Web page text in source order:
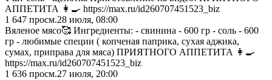
АППЕТИТА 👩‍🍳 https://max.ru/id260707451523_biz
1 647 просм.28 июля, 08:00
Вяленое мясо🥰 Ингредиенты: - свинина - 600 гр - соль - 600
гр - любимые специи ( копченая паприка, сухая аджика,
сумах, приправа для мяса) ПРИЯТНОГО АППЕТИТА 👩‍🍳
https://max.ru/id260707451523_biz
1 636 просм.27 июля, 20:00